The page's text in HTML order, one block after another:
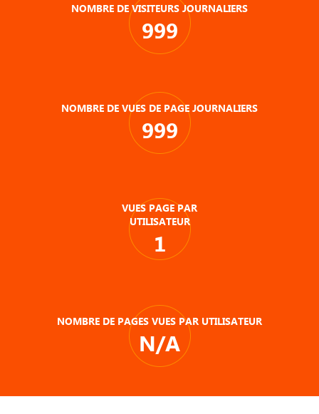
NOMBRE DE VISITEURS JOURNALIERS
999
NOMBRE DE VUES DE PAGE JOURNALIERS
999
VUES PAGE PAR
UTILISATEUR
1
NOMBRE DE PAGES VUES PAR UTILISATEUR
N/A